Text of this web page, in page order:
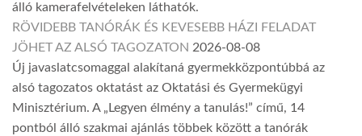
álló kamerafelvételeken láthatók.
RÖVIDEBB TANÓRÁK ÉS KEVESEBB HÁZI FELADAT
JÖHET AZ ALSÓ TAGOZATON 2026-08-08
Új javaslatcsomaggal alakítaná gyermekközpontúbbá az
alsó tagozatos oktatást az Oktatási és Gyermekügyi
Minisztérium. A „Legyen élmény a tanulás!” című, 14
pontból álló szakmai ajánlás többek között a tanórák